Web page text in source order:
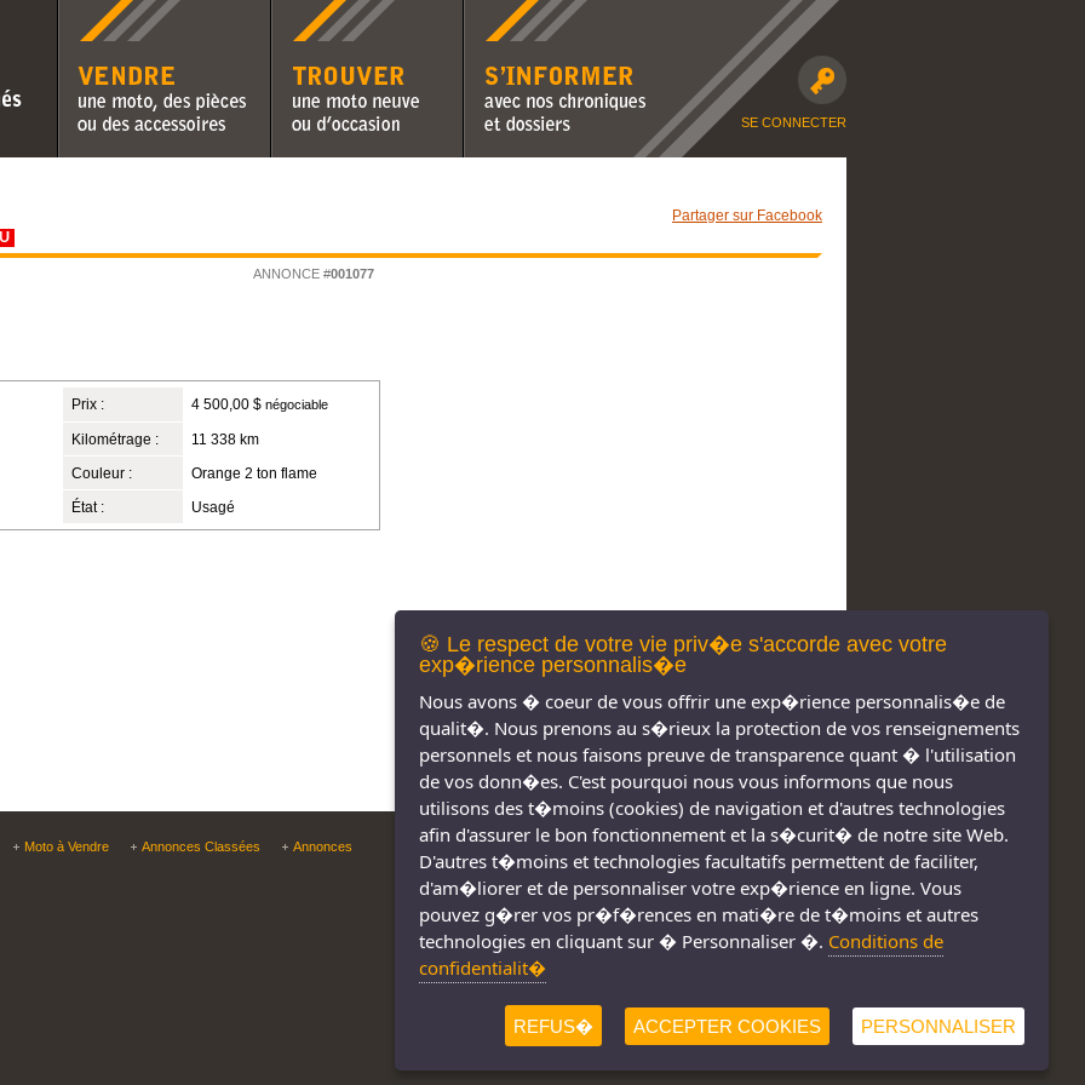
Vendre une moto, des pièces ou
des accessoires
Trouver une moto neuve ou
d'occasion
S'informer avec nos
chroniques moto et dossiers
SE CONNECTER
Partager sur Facebook
ANNONCE #001077
Prix : 4 500,00 $ négociable
Kilométrage : 11 338 km
Couleur : Orange 2 ton flame
État : Usagé
Moto à Vendre Annonces Classées
Annonces
Copyright © Tous droits réservés 2011-
2026
Nous joindre
Conditions d'utilisation
Consignes de sécurité
🍪 Le respect de votre vie priv�e s'accorde avec votre
exp�rience personnalis�e
Nous avons � coeur de vous offrir une exp�rience personnalis�e de
qualit�. Nous prenons au s�rieux la protection de vos renseignements
personnels et nous faisons preuve de transparence quant � l'utilisation
de vos donn�es. C'est pourquoi nous vous informons que nous
utilisons des t�moins (cookies) de navigation et d'autres technologies
afin d'assurer le bon fonctionnement et la s�curit� de notre site Web.
D'autres t�moins et technologies facultatifs permettent de faciliter,
d'am�liorer et de personnaliser votre exp�rience en ligne. Vous
pouvez g�rer vos pr�f�rences en mati�re de t�moins et autres
technologies en cliquant sur � Personnaliser �. Conditions de
confidentialit�
REFUS� ACCEPTER COOKIES PERSONNALISER